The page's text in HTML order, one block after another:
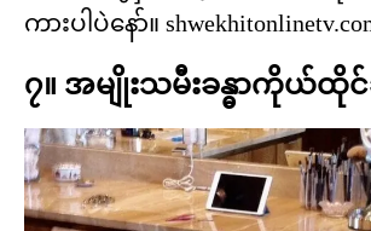
ကားပါပဲနော်။
၇။ အမျိုးသမီးခန္ဓာကိုယ်ထို